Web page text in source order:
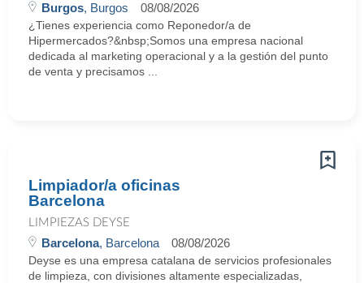
Burgos, Burgos 08/08/2026
¿Tienes experiencia como Reponedor/a de
Hipermercados?&nbsp;Somos una empresa nacional
dedicada al marketing operacional y a la gestión del punto
de venta y precisamos ...
Limpiador/a oficinas
Barcelona
LIMPIEZAS DEYSE
Barcelona, Barcelona 08/08/2026
Deyse es una empresa catalana de servicios profesionales
de limpieza, con divisiones altamente especializadas,